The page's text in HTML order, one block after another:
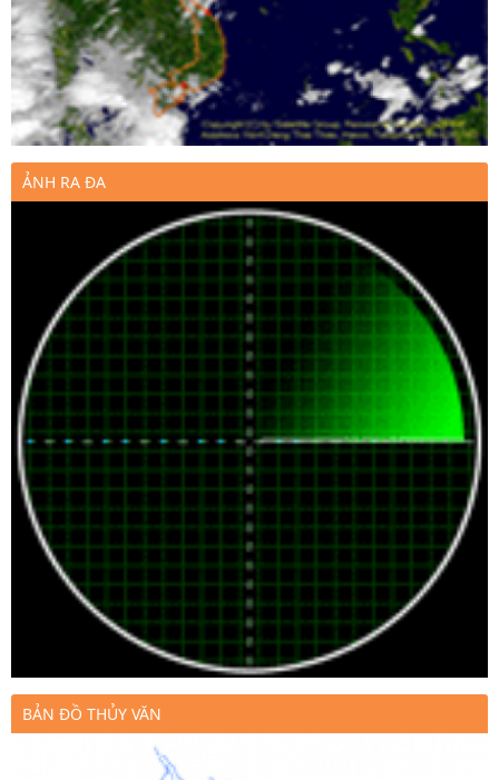
ẢNH RA ĐA
BẢN ĐỒ THỦY VĂN